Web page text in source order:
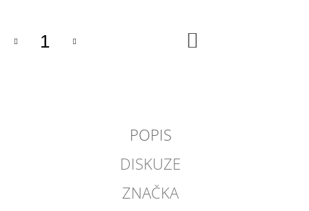
POPIS
DISKUZE
ZNAČKA
420